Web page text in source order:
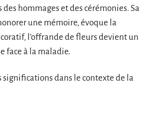
hommages et des cérémonies. Sa
une mémoire, évoque la
l’offrande de fleurs devient un
face à la maladie.
dans le contexte de la